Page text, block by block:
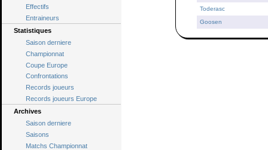
Effectifs
Entraineurs
Statistiques
Saison derniere
Championnat
Coupe Europe
Confrontations
Records joueurs
Records joueurs Europe
Archives
Saison derniere
Saisons
Matchs Championnat
Toderasc
Goosen